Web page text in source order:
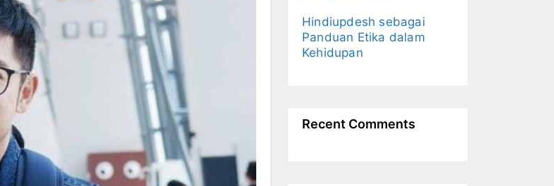
Hindiupdesh sebagai
Panduan Etika dalam
Kehidupan
Recent Comments